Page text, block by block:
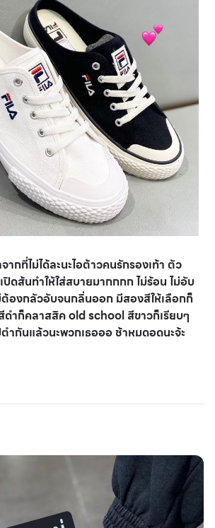
กที่ไม่ได้ละนะไอต้าวคนรักรองเท้า ตัว
ปิดส้นทำให้ใส่สบายมากกกก ไม่ร้อน ไม่อับ
ต้องกลัวอับจนกลิ่นออก มีสองสีให้เลือกก็
ดำก็คลาสสิค old school สีขาวก็เรียบๆ
ำกันแล้วนะพวกเธอออ ช้าหมดอดนะจ้ะ